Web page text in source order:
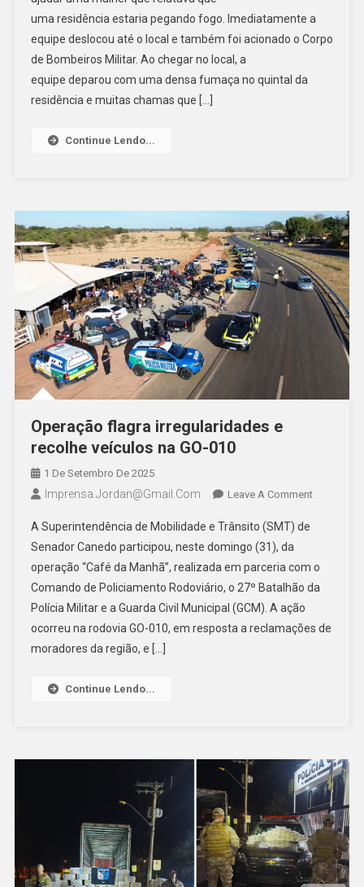
INCENDIO
uma residência estaria pegando fogo. Imediatamente a
equipe deslocou até o local e também foi acionado o Corpo
de Bombeiros Militar. Ao chegar no local, a
equipe deparou com uma densa fumaça no quintal da
residência e muitas chamas que […]
Continue Lendo...
Operação flagra irregularidades e
recolhe veículos na GO-010
1 De Setembro De 2025
Imprensa.jordan@gmail.com Leave A CommentOn
E
Recolhe
Na
A Superintendência de Mobilidade e Trânsito (SMT) de
Senador Canedo participou, neste domingo (31), da
operação “Café da Manhã”, realizada em parceria com o
Comando de Policiamento Rodoviário, o 27º Batalhão da
Polícia Militar e a Guarda Civil Municipal (GCM). A ação
ocorreu na rodovia GO-010, em resposta a reclamações de
moradores da região, e […]
Continue Lendo...